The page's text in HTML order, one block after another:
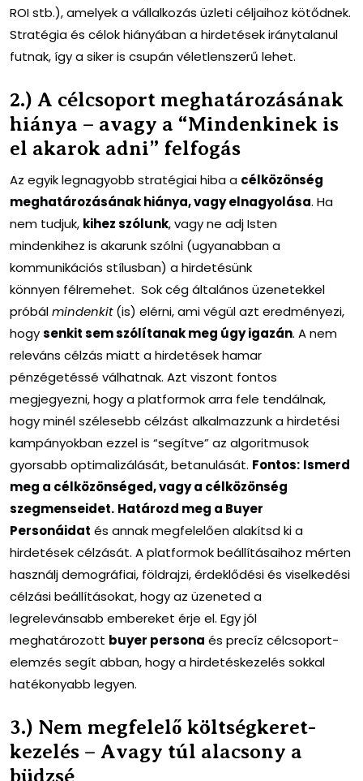
ROI stb.), amelyek a vállalkozás üzleti céljaihoz kötődnek.
Stratégia és célok hiányában a hirdetések iránytalanul
futnak, így a siker is csupán véletlenszerű lehet.
2.) A célcsoport meghatározásának
hiánya – avagy a “Mindenkinek is
el akarok adni” felfogás
Az egyik legnagyobb stratégiai hiba a célközönség
meghatározásának hiánya, vagy elnagyolása. Ha
nem tudjuk, kihez szólunk, vagy ne adj Isten
mindenkihez is akarunk szólni (ugyanabban a
kommunikációs stílusban) a hirdetésünk
könnyen félremehet. Sok cég általános üzenetekkel
próbálmindenkit(is) elérni, ami végül azt eredményezi,
hogysenkit sem szólítanak meg úgy igazán. A nem
releváns célzás miatt a hirdetések hamar
pénzégetéssé válhatnak. Azt viszont fontos
megjegyezni, hogy a platformok arra fele tendálnak,
hogy minél szélesebb célzást alkalmazzunk a hirdetési
kampányokban ezzel is “segítve” az algoritmusok
gyorsabb optimalizálását, betanulását. Fontos: Ismerd
meg a célközönséged, vagy a célközönség
szegmenseidet. Határozd meg a Buyer
Personáidat és annak megfelelően alakítsd ki a
hirdetések célzását. A platformok beállításaihoz mérten
használj demográfiai, földrajzi, érdeklődési és viselkedési
célzási beállításokat, hogy az üzeneted a
legrelevánsabb embereket érje el. Egy jól
meghatározott buyer persona és precíz célcsoport-
elemzés segít abban, hogy a hirdetéskezelés sokkal
hatékonyabb legyen.
3.) Nem megfelelő költségkeret-
kezelés – Avagy túl alacsony a
büdzsé